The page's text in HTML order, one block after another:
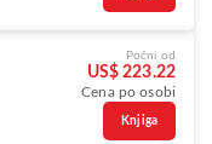
Počni od
US$ 223.22
Cena po osobi
Knjiga